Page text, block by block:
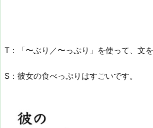
T：「〜ぶり／〜っぷり」を使って、文
S：彼女の食べっぷりはすごいです。